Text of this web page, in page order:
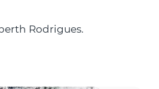
Rodrigues.